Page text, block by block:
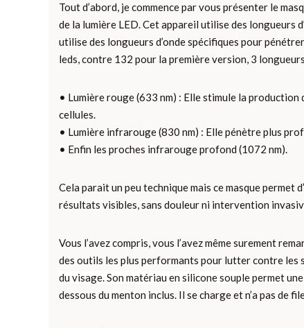
Tout d’abord, je commence par vous présenter le
de la lumière LED. Cet appareil utilise des
utilise des longueurs d’onde spécifiques pour
leds, contre 132 pour la première version, 3
• Lumière rouge (633 nm) : Elle stimule la
cellules.
• Lumière infrarouge (830 nm) : Elle pénètre plus
• Enfin les proches infrarouge profond (1072 nm).
Cela parait un peu technique mais ce masque
résultats visibles, sans douleur ni intervention
Vous l’avez compris, vous l’avez même surement
des outils les plus performants pour lutter contre les
du visage. Son matériau en silicone souple permet
dessous du menton inclus. Il se charge et n’a pas de